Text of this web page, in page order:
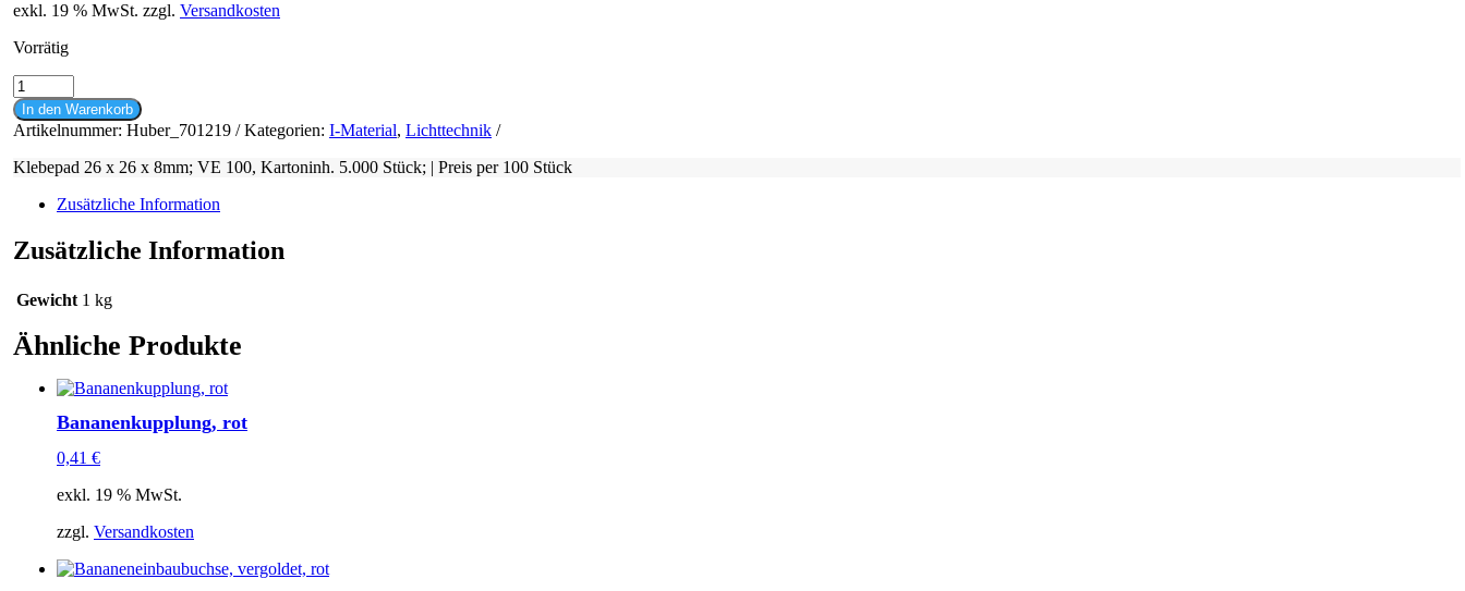
exkl. 19 % MwSt. zzgl. Versandkosten
Vorrätig
Kabelhalter,
natur
Menge
In den Warenkorb
Artikelnummer: Huber_701219 Kategorien: I-Material, Lichttechnik
Klebepad 26 x 26 x 8mm; VE 100, Kartoninh. 5.000 Stück; | Preis per 100 Stück
Zusätzliche Information
Zusätzliche Information
Gewicht 1 kg
Ähnliche Produkte
Bananenkupplung, rot
0,41 €
exkl. 19 % MwSt.
zzgl. Versandkosten